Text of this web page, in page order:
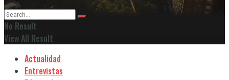
No Result
View All Result
Actualidad
Entrevistas